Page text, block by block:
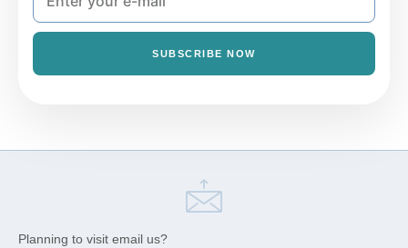
SUBSCRIBE NOW
Planning to visit email us?